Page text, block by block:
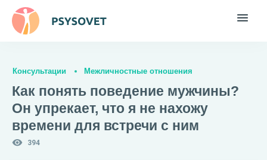
Консультации Межличностные отношения
Как понять поведение мужчины?
Он упрекает, что я не нахожу
времени для встречи с ним
394